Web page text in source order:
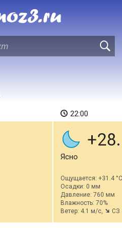
22:00
Ясно
Ощущается: +31.4 °C
Осадки: 0 мм
Давление: 760 мм
Влажность: 70%
Ветер: 4.1 м/с,
СЗ